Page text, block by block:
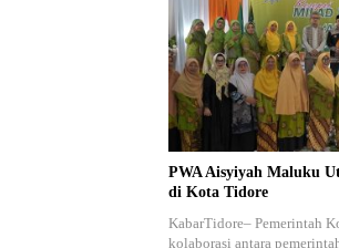
PWA Aisyiyah Maluku
di Kota Tidore
KabarTidore– Pemerintah
kolaborasi antara